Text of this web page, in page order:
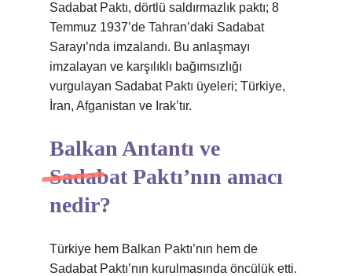
Sadabat Paktı, dörtlü saldırmazlık paktı; 8
Temmuz 1937’de Tahran’daki Sadabat
Sarayı’nda imzalandı. Bu anlaşmayı
imzalayan ve karşılıklı bağımsızlığı
vurgulayan Sadabat Paktı üyeleri; Türkiye,
İran, Afganistan ve Irak’tır.
Balkan Antantı ve
Sadabat Paktı’nın amacı
nedir?
Türkiye hem Balkan Paktı’nın hem de
Sadabat Paktı’nın kurulmasında öncülük etti.